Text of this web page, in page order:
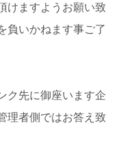
けますようお願い致
負いかねます事ご了
ク先に御座います企
理者側ではお答え致